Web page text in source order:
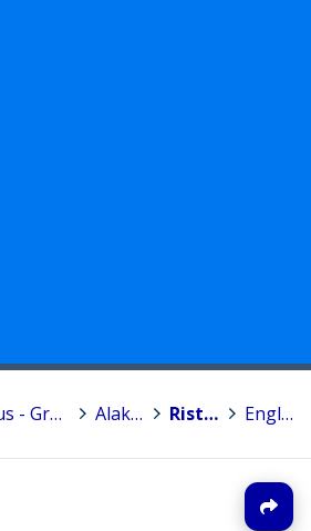
Perusopetus - Grundläggande utbildning > Alakoulut > Ristin koulu > Englanti